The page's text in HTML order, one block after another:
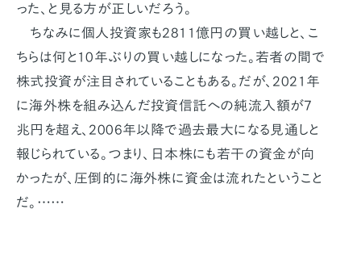
った、と見る方が正しいだろう。
ちなみに個人投資家も2811億円の買い越しと、こ
ちらは何と10年ぶりの買い越しになった。若者の間で
株式投資が注目されていることもある。だが、2021年
に海外株を組み込んだ投資信託への純流入額が7
兆円を超え、2006年以降で過去最大になる見通しと
報じられている。つまり、日本株にも若干の資金が向
かったが、圧倒的に海外株に資金は流れたということ
だ。……